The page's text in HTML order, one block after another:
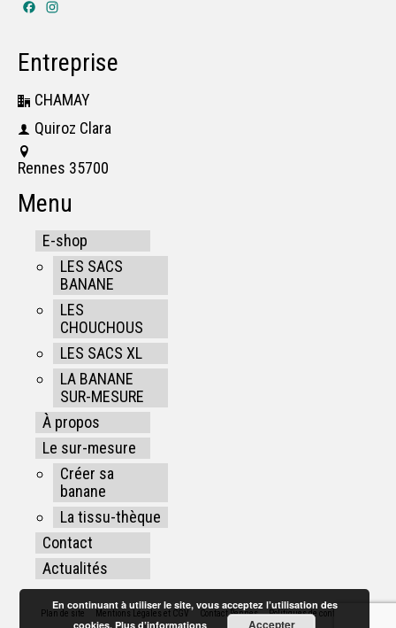
Facebook
Entreprise
CHAMAY
Quiroz Clara
Rennes 35700
Menu
E-shop
LES SACS
BANANE
LES
CHOUCHOUS
LES SACS XL
LA BANANE
SUR-MESURE
À propos
Le sur-mesure
Créer sa
banane
La tissu-thèque
Contact
Actualités
Plan de site Mentions Légales et CGV Contact Rennes Politiques de confidentialité
En continuant à utiliser le site, vous acceptez l’utilisation des
cookies.Plus d’informations Accepter